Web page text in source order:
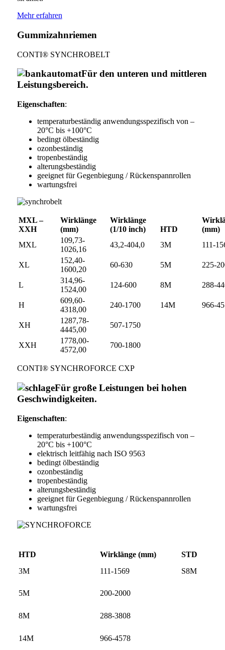
Mehr erfahren
Gummizahnriemen
CONTI® SYNCHROBELT
Für den unteren und mittleren
Leistungsbereich.
Eigenschaften:
temperaturbeständig anwendungsspezifisch von –
20°C bis +100°C
bedingt ölbeständig
ozonbeständig
tropenbeständig
alterungsbeständig
geeignet für Gegenbiegung / Rückenspannrollen
wartungsfrei
MXL –
XXH
Wirklänge
(mm)
Wirklänge
(1/10 inch)
HTD
(mm)
MXL
109,73-
1026,16
43,2-404,0 3M 111-
XL
152,40-
1600,20
60-630 5M 225-
L
314,96-
1524,00
124-600 8M 288-
H
609,60-
4318,00
240-1700 14M 966-
XH
1287,78-
4445,00
507-1750
XXH
1778,00-
4572,00
700-1800
CONTI® SYNCHROFORCE CXP
Für große Leistungen bei hohen
Geschwindigkeiten.
Eigenschaften:
temperaturbeständig anwendungsspezifisch von –
20°C bis +100°C
elektrisch leitfähig nach ISO 9563
bedingt ölbeständig
ozonbeständig
tropenbeständig
alterungsbeständig
geeignet für Gegenbiegung / Rückenspannrollen
wartungsfrei
HTD Wirklänge (mm)
STD
3M
111-1569 S8M
5M 200-2000
8M 288-3808
14M 966-4578